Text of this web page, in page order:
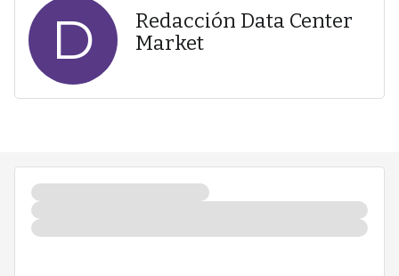
D
Redacción Data Center
Market